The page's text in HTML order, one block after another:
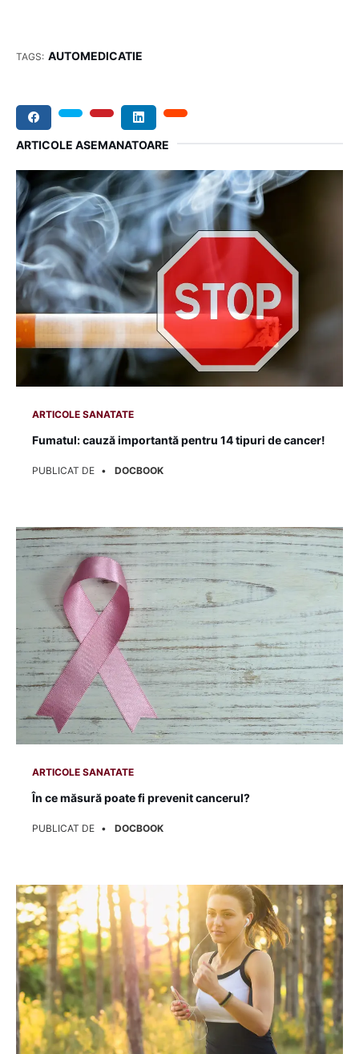
TAGS: AUTOMEDICATIE
ARTICOLE ASEMANATOARE
ARTICOLE SANATATE
Fumatul: cauză importantă pentru 14 tipuri de cancer!
PUBLICAT DE DOCBOOK
ARTICOLE SANATATE
În ce măsură poate fi prevenit cancerul?
PUBLICAT DE DOCBOOK